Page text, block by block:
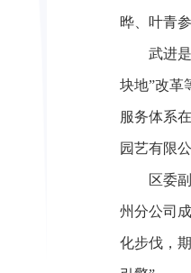
晔、叶青
武进
块地”改革
服务体系
园艺有限
区委
州分公司
化步伐，